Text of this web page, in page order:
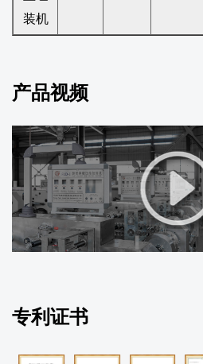
装机
产品视频
专利证书